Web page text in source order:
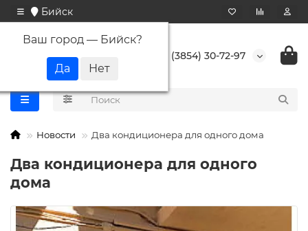
Бийск
Ваш город — Бийск?
+7 (3854) 30-72-97
Новости Два кондиционера для одного дома
Два кондиционера для одного
дома